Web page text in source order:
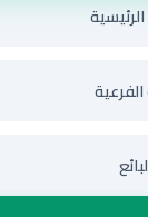
الفرعية